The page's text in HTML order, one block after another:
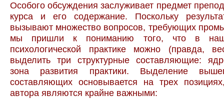
Особого обсуждения заслуживает предмет
курса и его содержание. Поскольку
вызывают множество вопросов, требующих
мы пришли к пониманию того, что в
психологической практике можно (правда,
выделить три структурные составляющие:
зона развития практики. Выделение
составляющих основывается на трех
автора являются крайне важными: